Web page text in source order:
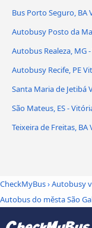
Bus Porto Seguro, BA
Autobusy Posto da
Autobus Realeza, MG
Autobusy Recife, PE
Santa Maria de Jetibá
São Mateus, ES -
Teixeira de Freitas,
CheckMyBus›Autobusy
Autobus do města São